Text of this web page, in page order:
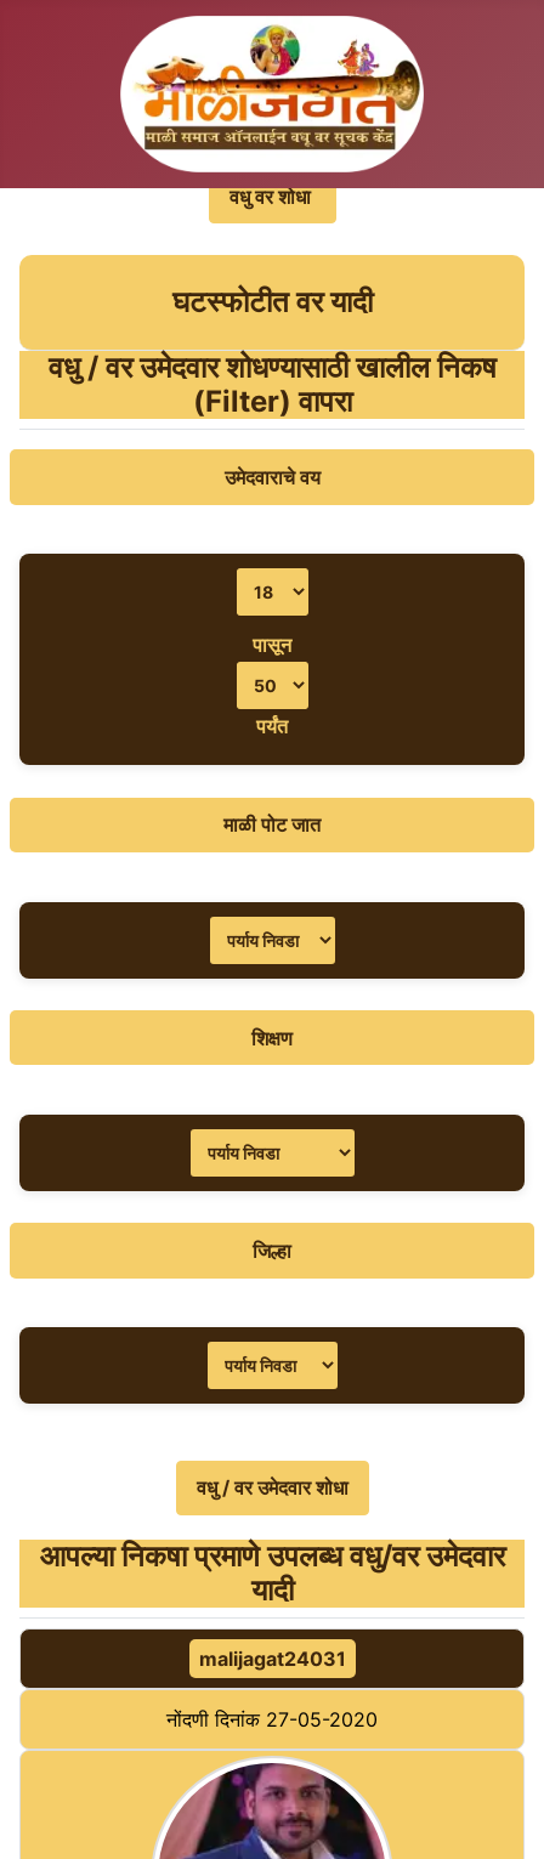
वधु वर शोधा
घटस्‍फोटीत वर यादी
वधु / वर उमेदवार शोधण्‍यासाठी खालील निकष
(Filter) वापरा
उमेदवाराचे वय
पासून
पर्यंत
माळी पोट जात
शिक्षण
जिल्हा
आपल्‍या निकषा प्रमाणे उपलब्‍ध वधु/वर उमेदवार
यादी
malijagat24031
नोंदणी दिनांक 27-05-2020